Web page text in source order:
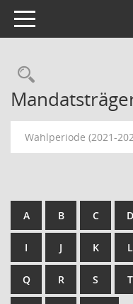
Toggle navigation
Wahlperiode (2021-
A B C D
I J K L
Q R S T